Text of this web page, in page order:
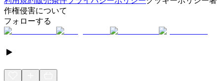
作権侵害について
フォローする